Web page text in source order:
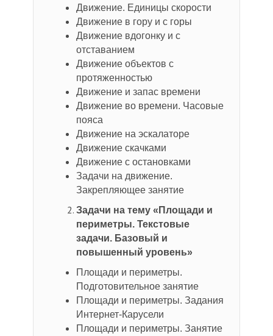
Движение. Единицы скорости
Движение в гору и с горы
Движение вдогонку и с
отставанием
Движение объектов с
протяженностью
Движение и запас времени
Движение во времени. Часовые
пояса
Движение на эскалаторе
Движение скачками
Движение с остановками
Задачи на движение.
Закрепляющее занятие
Задачи на тему «Площади и
периметры. Текстовые
задачи. Базовый и
повышенный уровень»
Площади и периметры.
Подготовительное занятие
Площади и периметры. Задания
Интернет-Карусели
Площади и периметры. Занятие